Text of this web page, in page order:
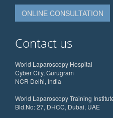
ONLINE CONSULTATION
Contact us
World Laparoscopy Hospital
Cyber City, Gurugram
NCR Delhi, India
World Laparoscopy Training
Bld.No: 27, DHCC, Dubai, UAE